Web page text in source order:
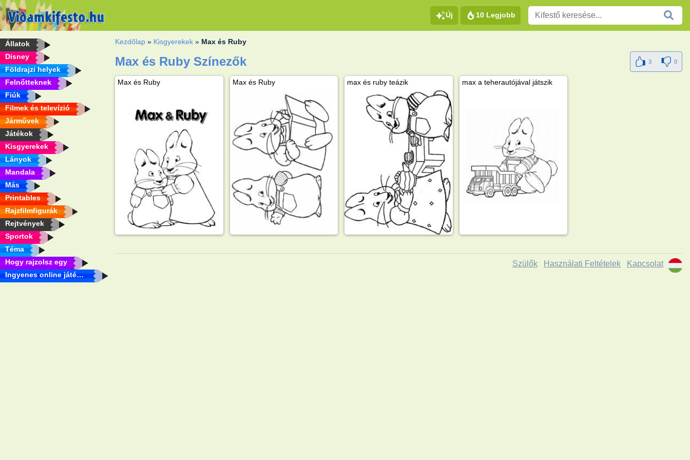
Új 10 Legjobb
Állatok
Disney
Földrajzi helyek
Felnőtteknek
Fiúk
Filmek és televízió
Járművek
Játékok
Kisgyerekek
Lányok
Mandala
Más
Printables
Rajzfilmfigurák
Rejtvények
Sportok
Téma
Hogy rajzolsz egy
Ingyenes online játékok
Kezdőlap » Kisgyerekek » Max és Ruby
Max és Ruby Színezők 3 0
Max és Ruby Max és Ruby max és ruby teázik max a teherautójával játszik
Szülők Használati Feltételek Kapcsolat